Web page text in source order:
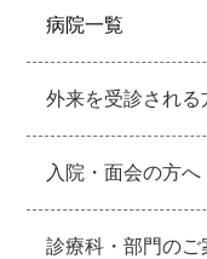
病院一覧
外来を受診される
入院・面会の方へ
診療科・部門のご